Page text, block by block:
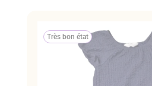
Très bon état